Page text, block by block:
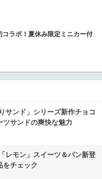
ラボ！夏休み限定ミニカー付
サンド」シリーズ新作チョコ
ツサンドの爽快な魅力
レモン」スイーツ＆パン新登
をチェック